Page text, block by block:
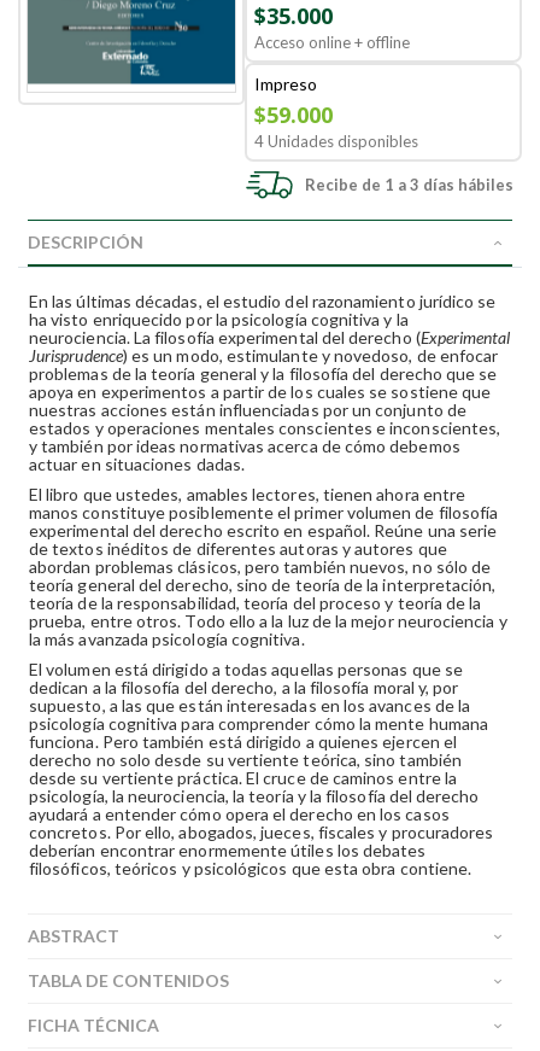
$35.000
Acceso online + offline
Impreso
$59.000
4 Unidades disponibles
Recibe de 1 a 3 días hábiles
DESCRIPCIÓN
En las últimas décadas, el estudio del razonamiento jurídico se
ha visto enriquecido por la psicología cognitiva y la
neurociencia. La filosofía experimental del derecho (Experimental
Jurisprudence) es un modo, estimulante y novedoso, de enfocar
problemas de la teoría general y la filosofía del derecho que se
apoya en experimentos a partir de los cuales se sostiene que
nuestras acciones están influenciadas por un conjunto de
estados y operaciones mentales conscientes e inconscientes,
y también por ideas normativas acerca de cómo debemos
actuar en situaciones dadas.
El libro que ustedes, amables lectores, tienen ahora entre
manos constituye posiblemente el primer volumen de filosofía
experimental del derecho escrito en español. Reúne una serie
de textos inéditos de diferentes autoras y autores que
abordan problemas clásicos, pero también nuevos, no sólo de
teoría general del derecho, sino de teoría de la interpretación,
teoría de la responsabilidad, teoría del proceso y teoría de la
prueba, entre otros. Todo ello a la luz de la mejor neurociencia y
la más avanzada psicología cognitiva.
El volumen está dirigido a todas aquellas personas que se
dedican a la filosofía del derecho, a la filosofía moral y, por
supuesto, a las que están interesadas en los avances de la
psicología cognitiva para comprender cómo la mente humana
funciona. Pero también está dirigido a quienes ejercen el
derecho no solo desde su vertiente teórica, sino también
desde su vertiente práctica. El cruce de caminos entre la
psicología, la neurociencia, la teoría y la filosofía del derecho
ayudará a entender cómo opera el derecho en los casos
concretos. Por ello, abogados, jueces, fiscales y procuradores
deberían encontrar enormemente útiles los debates
filosóficos, teóricos y psicológicos que esta obra contiene.
ABSTRACT
TABLA DE CONTENIDOS
FICHA TÉCNICA